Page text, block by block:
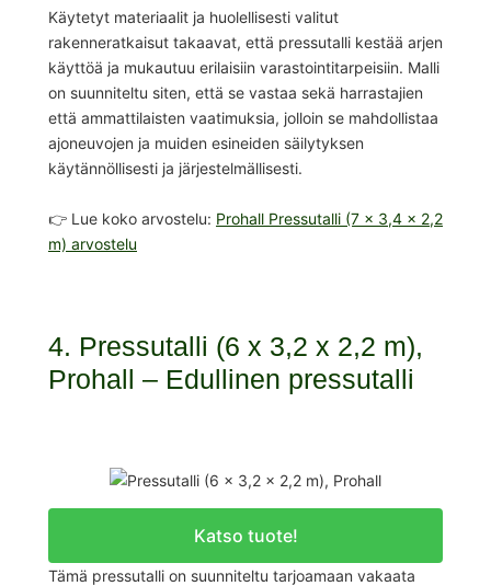
Käytetyt materiaalit ja huolellisesti valitut
rakenneratkaisut takaavat, että pressutalli kestää arjen
käyttöä ja mukautuu erilaisiin varastointitarpeisiin. Malli
on suunniteltu siten, että se vastaa sekä harrastajien
että ammattilaisten vaatimuksia, jolloin se mahdollistaa
ajoneuvojen ja muiden esineiden säilytyksen
käytännöllisesti ja järjestelmällisesti.
👉 Lue koko arvostelu: Prohall Pressutalli (7 x 3,4 x 2,2
m) arvostelu
4. Pressutalli (6 x 3,2 x 2,2 m),
Prohall – Edullinen pressutalli
Katso tuote!
Tämä pressutalli on suunniteltu tarjoamaan vakaata